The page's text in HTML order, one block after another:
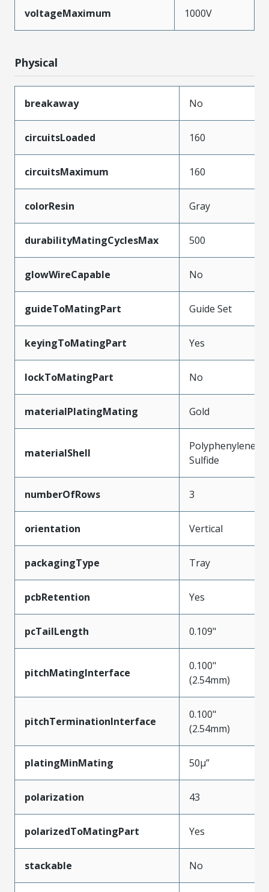
voltageMaximum 1000V
Physical
breakaway No
circuitsLoaded 160
circuitsMaximum 160
colorResin Gray
durabilityMatingCyclesMax 500
glowWireCapable No
guideToMatingPart Guide Set
keyingToMatingPart Yes
lockToMatingPart No
materialPlatingMating Gold
materialShell
Polyphenylene
Sulfide
numberOfRows 3
orientation Vertical
packagingType Tray
pcbRetention Yes
pcTailLength 0.109"
pitchMatingInterface
0.100"
(2.54mm)
pitchTerminationInterface
0.100"
(2.54mm)
platingMinMating 50µ”
polarization 43
polarizedToMatingPart Yes
stackable No